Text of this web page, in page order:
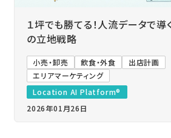
１坪でも勝てる！人流データで導
の立地戦略
小売・卸売 飲食・外食
出店計画
エリアマーケティング
Location AI Platform®
2026年01月26日